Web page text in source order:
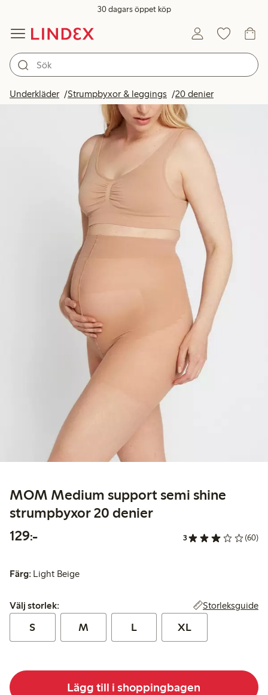
30 dagars öppet köp
Underkläder Strumpbyxor & leggings 20 denier
MOM Medium support semi shine
strumpbyxor 20 denier
129:-129,00 kr 3 (60)
Färg: Light Beige
Välj storlek:
Välj storlek: Storleksguide
S M L XL
Lägg till i shoppingbagen